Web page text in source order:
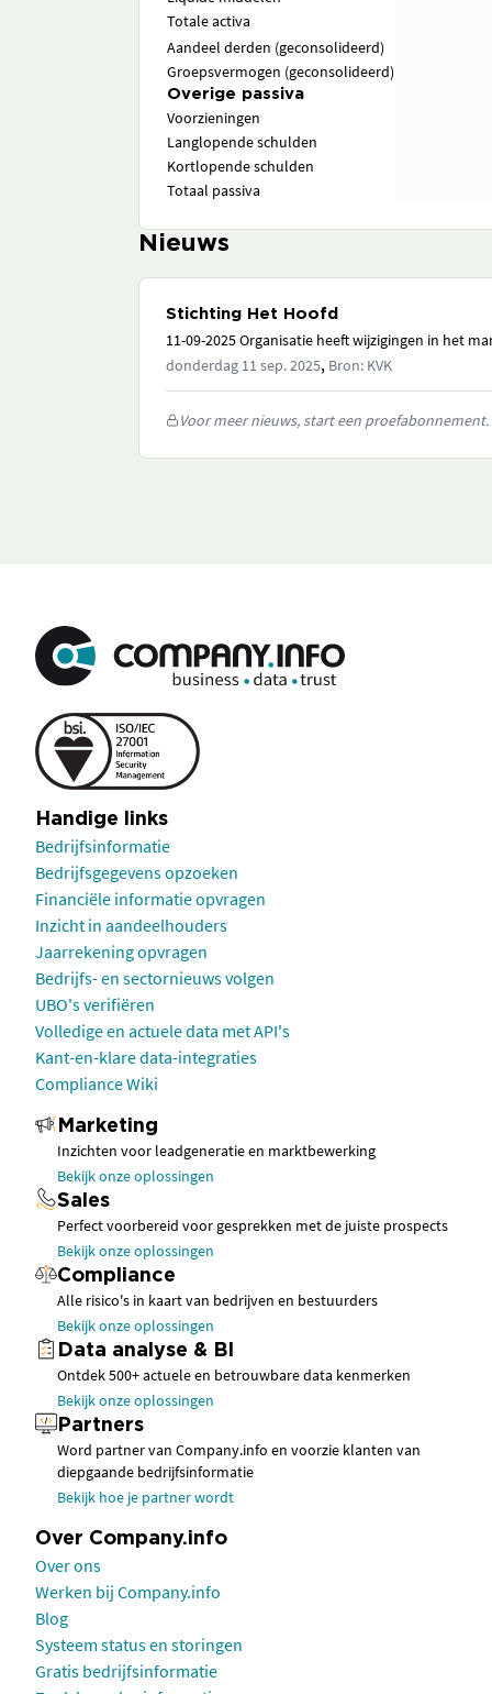
Totale activa
Aandeel derden (geconsolideerd)
Groepsvermogen (geconsolideerd)
Overige passiva
Voorzieningen
Langlopende schulden
Kortlopende schulden
Totaal passiva
Nieuws
Stichting Het Hoofd
11-09-2025 Organisatie heeft wijzigingen in het
donderdag 11 sep. 2025, Bron: KVK
Voor meer nieuws, start een proefabonnement.
Handige links
Bedrijfsinformatie
Bedrijfsgegevens opzoeken
Financiële informatie opvragen
Inzicht in aandeelhouders
Jaarrekening opvragen
Bedrijfs- en sectornieuws volgen
UBO's verifiëren
Volledige en actuele data met API's
Kant-en-klare data-integraties
Compliance Wiki
Marketing
Inzichten voor leadgeneratie en marktbewerking
Bekijk onze oplossingen
Sales
Perfect voorbereid voor gesprekken met de juiste prospects
Bekijk onze oplossingen
Compliance
Alle risico's in kaart van bedrijven en bestuurders
Bekijk onze oplossingen
Data analyse & BI
Ontdek 500+ actuele en betrouwbare data kenmerken
Bekijk onze oplossingen
Partners
Word partner van Company.info en voorzie klanten van
diepgaande bedrijfsinformatie
Bekijk hoe je partner wordt
Over Company.info
Over ons
Werken bij Company.info
Blog
Systeem status en storingen
Gratis bedrijfsinformatie